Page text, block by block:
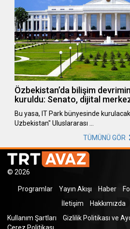
Özbekistan’da bilişim
kuruldu: Senato, dijital merkez
Bu yasa, IT Park bünyesinde
Uzbekistan" Uluslararası …
TÜMÜNÜ GÖR
© 2026
Programlar Yayın Akışı Haber
İletişim
Hakkımızda
Kullanım Şartları
Gizlilik Politikası ve
Çerez Politikası